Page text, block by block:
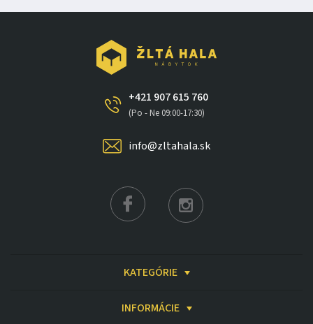
+421 907 615 760
(Po - Ne 09:00-17:30)
info@zltahala.sk
KATEGÓRIE
INFORMÁCIE